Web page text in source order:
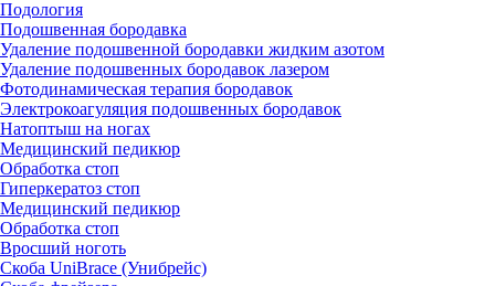
Подология
Подошвенная бородавка
Удаление подошвенной бородавки жидким азотом
Удаление подошвенных бородавок лазером
Фотодинамическая терапия бородавок
Электрокоагуляция подошвенных бородавок
Натоптыш на ногах
Медицинский педикюр
Обработка стоп
Гиперкератоз стоп
Медицинский педикюр
Обработка стоп
Вросший ноготь
Скоба UniBrace (Унибрейс)